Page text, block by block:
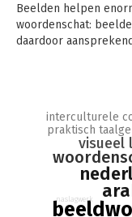
Beelden helpen
woordenschat:
daardoor
en maten). Het staat
dagelijks leven
gereedschapskist.
Bij elk plaatje staan
het Arabisch
Dankzij een dubbel
visueel
praktisch
interculturele
naslagwerk